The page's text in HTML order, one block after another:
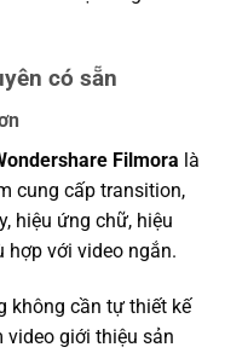
có sẵn
Filmora là
cung cấp transition,
hiệu ứng chữ, hiệu
hợp với video ngắn.
không cần tự thiết kế
video giới thiệu sản